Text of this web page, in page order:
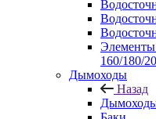
Элементы
160/180/
Дымоходы
Назад